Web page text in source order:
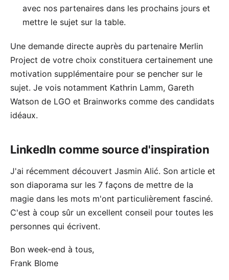
avec nos partenaires dans les prochains jours et
mettre le sujet sur la table.
Une demande directe auprès du partenaire Merlin
Project de votre choix constituera certainement une
motivation supplémentaire pour se pencher sur le
sujet. Je vois notamment Kathrin Lamm, Gareth
Watson de LGO et Brainworks comme des candidats
idéaux.
LinkedIn comme source d'inspiration
J'ai récemment découvert Jasmin Alić. Son article et
son diaporama sur les 7 façons de mettre de la
magie dans les mots m'ont particulièrement fasciné.
C'est à coup sûr un excellent conseil pour toutes les
personnes qui écrivent.
Bon week-end à tous,
Frank Blome